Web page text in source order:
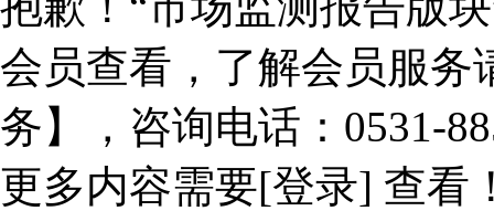
会员查看，了解会员服务
务】，咨询电话：0531-
更多内容需要[登录] 查看